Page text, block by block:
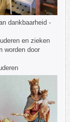
dankbaarheid -
en zieken
worden door